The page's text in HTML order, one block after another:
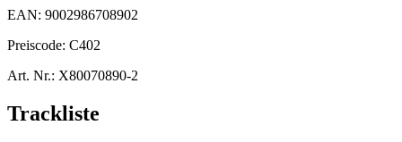
EAN: 9002986708902
Preiscode: C402
Art. Nr.: X80070890-2
Trackliste